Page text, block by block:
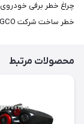
خطر ساخت شرکت NGCO میباشد و نصب ب صورت فابریکی است
محصولات مرتبط